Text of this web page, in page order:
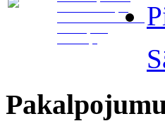
vietas norobežošana.